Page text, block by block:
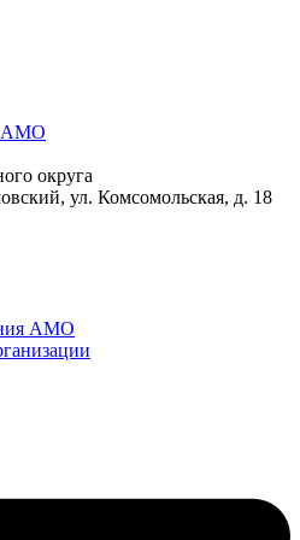
округа
ул. Комсомольская, д. 18
АМО